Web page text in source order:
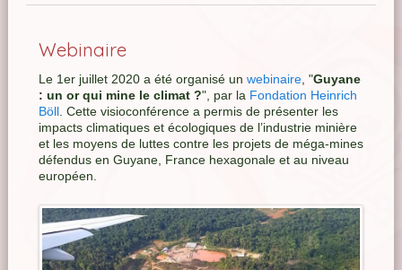
Webinaire
Le 1er juillet 2020 a été organisé un webinaire, "Guyane
: un or qui mine le climat ?", par la Fondation Heinrich
Böll. Cette visioconférence a permis de présenter les
impacts climatiques et écologiques de l’industrie minière
et les moyens de luttes contre les projets de méga-mines
défendus en Guyane, France hexagonale et au niveau
européen.